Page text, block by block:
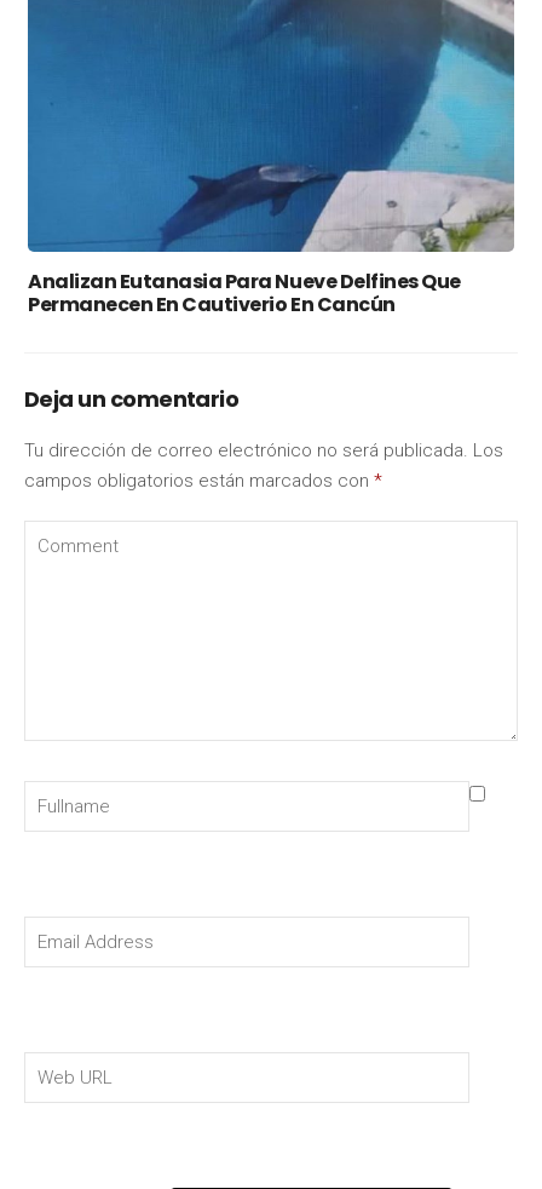
Analizan Eutanasia Para Nueve Delfines Que
Permanecen En Cautiverio En Cancún
Deja un comentario
Tu dirección de correo electrónico no será publicada. Los
campos obligatorios están marcados con *